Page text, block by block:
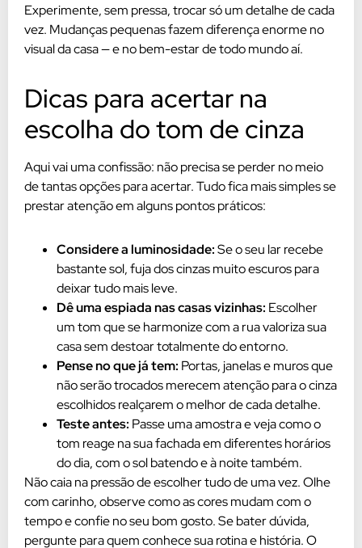
Experimente, sem pressa, trocar só um detalhe de cada
vez. Mudanças pequenas fazem diferença enorme no
visual da casa — e no bem-estar de todo mundo aí.
Dicas para acertar na
escolha do tom de cinza
Aqui vai uma confissão: não precisa se perder no meio
de tantas opções para acertar. Tudo fica mais simples se
prestar atenção em alguns pontos práticos:
Considere a luminosidade:Se o seu lar recebe
bastante sol, fuja dos cinzas muito escuros para
deixar tudo mais leve.
Dê uma espiada nas casas vizinhas: Escolher
um tom que se harmonize com a rua valoriza sua
casa sem destoar totalmente do entorno.
Pense no que já tem: Portas, janelas e muros que
não serão trocados merecem atenção para o cinza
escolhidos realçarem o melhor de cada detalhe.
Teste antes: Passe uma amostra e veja como o
tom reage na sua fachada em diferentes horários
do dia, com o sol batendo e à noite também.
Não caia na pressão de escolher tudo de uma vez. Olhe
com carinho, observe como as cores mudam com o
tempo e confie no seu bom gosto. Se bater dúvida,
pergunte para quem conhece sua rotina e história. O